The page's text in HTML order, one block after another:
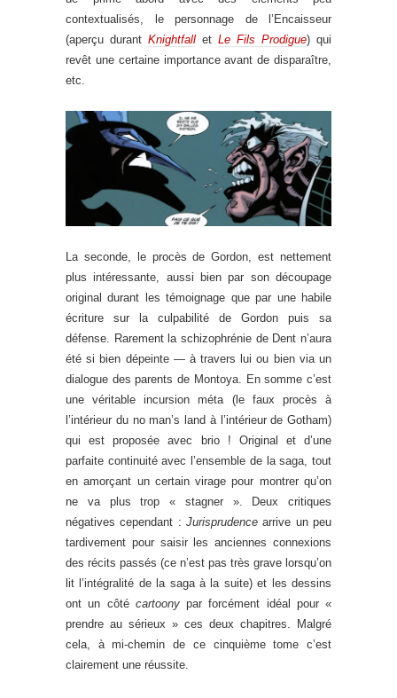
contextualisés, le personnage de l’Encaisseur
(aperçu durant Knightfall et Le Fils Prodigue) qui
revêt une certaine importance avant de disparaître,
etc.
La seconde, le procès de Gordon, est nettement
plus intéressante, aussi bien par son découpage
original durant les témoignage que par une habile
écriture sur la culpabilité de Gordon puis sa
défense. Rarement la schizophrénie de Dent n’aura
été si bien dépeinte — à travers lui ou bien via un
dialogue des parents de Montoya. En somme c’est
une véritable incursion méta (le faux procès à
l’intérieur du no man’s land à l’intérieur de Gotham)
qui est proposée avec brio ! Original et d’une
parfaite continuité avec l’ensemble de la saga, tout
en amorçant un certain virage pour montrer qu’on
ne va plus trop « stagner ». Deux critiques
négatives cependant : Jurisprudence arrive un peu
tardivement pour saisir les anciennes connexions
des récits passés (ce n’est pas très grave lorsqu’on
lit l’intégralité de la saga à la suite) et les dessins
ont un côté cartoonypar forcément idéal pour «
prendre au sérieux » ces deux chapitres. Malgré
cela, à mi-chemin de ce cinquième tome c’est
clairement une réussite.